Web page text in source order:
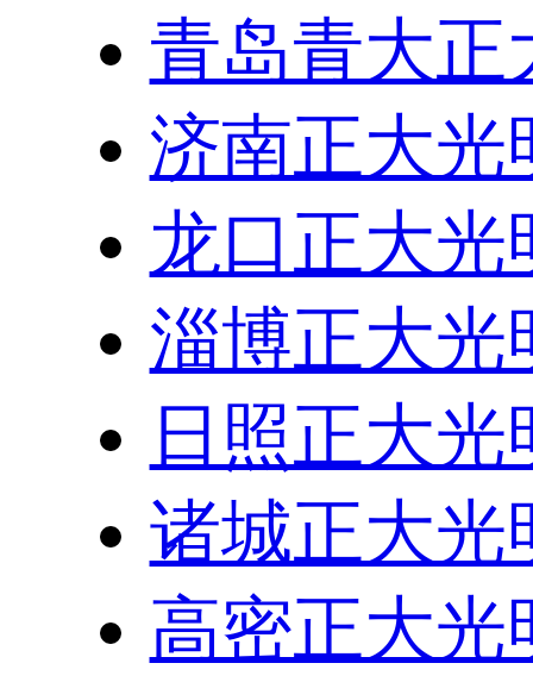
青岛青大
济南正大光
龙口正大光
淄博正大光
日照正大
诸城正大光
高密正大光